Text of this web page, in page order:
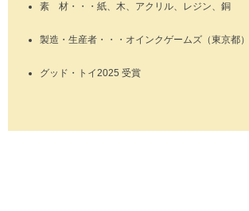
素 材・・・紙、木、アクリル、レジン、銅
製造・生産者・・・オインクゲームズ（東京都）
グッド・トイ2025 受賞